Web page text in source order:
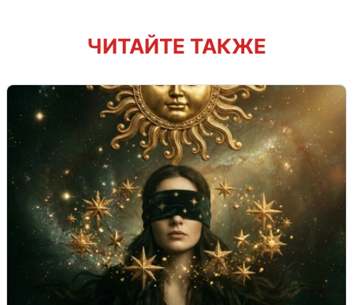
ЧИТАЙТЕ ТАКЖЕ